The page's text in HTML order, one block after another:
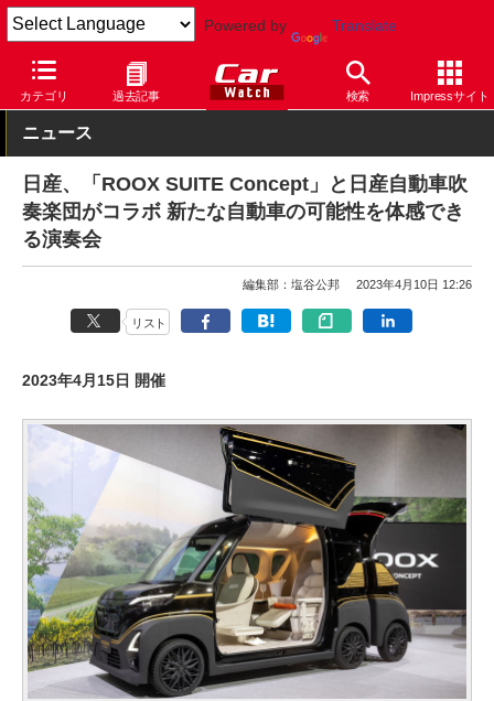
Powered by Translate
カテゴリ 過去記事 検索 Impressサイト
Car Watch 自動車 ルークス
ニュース
日産、「ROOX SUITE Concept」と日産自動車吹
奏楽団がコラボ 新たな自動車の可能性を体感でき
る演奏会
編集部：塩谷公邦 2023年4月10日 12:26
リスト
2023年4月15日 開催